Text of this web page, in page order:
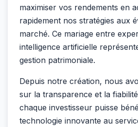
maximiser vos rendements en
rapidement nos stratégies aux
marché. Ce mariage entre
intelligence artificielle
gestion patrimoniale.
Depuis notre création, nous
sur la transparence et la
chaque investisseur puisse
technologie innovante au